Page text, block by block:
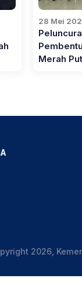
28 Mei
Merah
2026,